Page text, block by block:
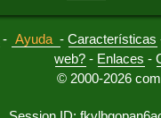
- Ayuda -Características
web? - Enlaces -
© 2000-2026